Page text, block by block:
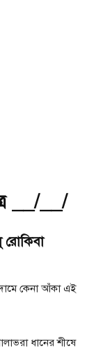
__/__/
কেনা আঁকা এই
ধানের শীষে